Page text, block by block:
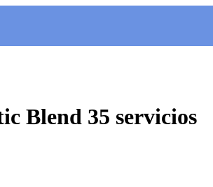
Blend 35 servicios